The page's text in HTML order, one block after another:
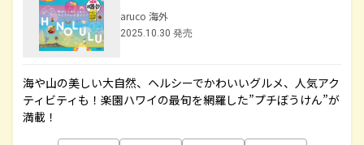
aruco 海外
2025.10.30 発売
海や山の美しい大自然、ヘルシーでかわいいグルメ、人気アク
ティビティも！楽園ハワイの最旬を網羅した”プチぼうけん”が
満載！